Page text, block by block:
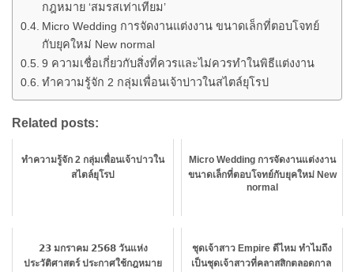
กฎหมาย ‘สมรสเท่าเทียม’
Micro Wedding การจัดงานแต่งงาน ขนาดเล็กที่ตอบโจทย์
กับยุคใหม่ New normal
9 ความเชื่อเกี่ยวกับสิ่งที่ควรและไม่ควรทำในพิธีแต่งงาน
ทำความรู้จัก 2 กลุ่มเพื่อนเจ้าบ่าวในสไตล์ยุโรป
Related posts:
ทำความรู้จัก 2 กลุ่มเพื่อนเจ้าบ่าวใน
สไตล์ยุโรป
Micro Wedding การจัดงานแต่งงาน
ขนาดเล็กที่ตอบโจทย์กับยุคใหม่ New
normal
𝟮𝟯 มกราคม 𝟮𝟱𝟲𝟴 วันแห่ง
ประวัติศาสตร์ ประกาศใช้กฎหมาย
ชุดเจ้าสาว Empire ดีไหม ทำไมถึง
เป็นชุดเจ้าสาวที่คลาสสิกตลอดกาล